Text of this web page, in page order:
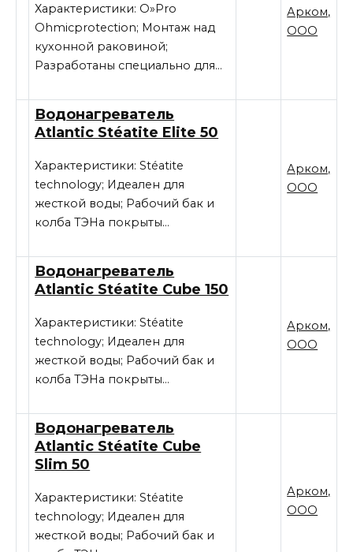
Характеристики: O»Pro
Ohmicprotection; Монтаж над
кухонной раковиной;
Разработаны специально для…
Арком,
ООО
Водонагреватель
Atlantic Stéatite Elite 50
Характеристики: Stéatite
technology; Идеален для
жесткой воды; Рабочий бак и
колба ТЭНа покрыты…
Арком,
ООО
Водонагреватель
Atlantic Stéatite Cube 150
Характеристики: Stéatite
technology; Идеален для
жесткой воды; Рабочий бак и
колба ТЭНа покрыты…
Арком,
ООО
Водонагреватель
Atlantic Stéatite Cube
Slim 50
Характеристики: Stéatite
technology; Идеален для
жесткой воды; Рабочий бак и
Арком,
ООО